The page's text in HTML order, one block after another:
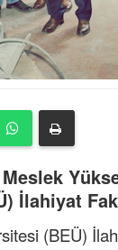
İlahiyat
(BEÜ)